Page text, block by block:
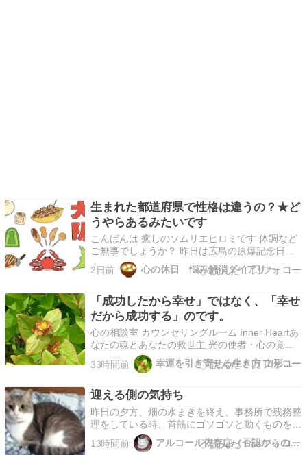
生まれた都道府県で性格は違うの？★ど
うやらあるみたいです
こんばんは 癒しのソムリエヒロミです 体調など
ご無事でしょうか？ 昨日は広島の原爆記念日で
した。 昨日の広島はとても暑かったです。 熊本
の皆様、ご無事ですか？ 何かが改善されていれ
不足して いるものがあれば、送りたいと 考えて
ます…
2日前 心の休日 悩み解消ダイアリー
「成功したから幸せ」ではなく、「幸せ
だから成功する」のです。
心の相談室 カウンセリングルーム Inner Heartあ
なたの魂とあなたの救世主 光の使者・心の覚醒
士 向月 謙信 です＼(^o^)／「幸せだなぁ。」そ
う感じる瞬間はありますか？「成功したら幸せに
ちろん、それも一つの考え方です。でも…
33時間前 幸運を引き寄せる生き方 山形カウンセリング インナーハート
迎える側の気持ち
昨日の夕方、畑の水まきを終え、事務所で残務整
理をしている時、首筋にゴソゴソと動くものを感
じた。シャツの襟が乱れているのだろうと首の後
ろに手を回すと、指先に何やら硬い物体を感じ
13時間前 アルコール依存症（否認からの脱却）